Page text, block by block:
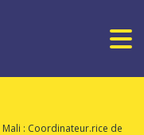
Mali : Coordinateur.rice de